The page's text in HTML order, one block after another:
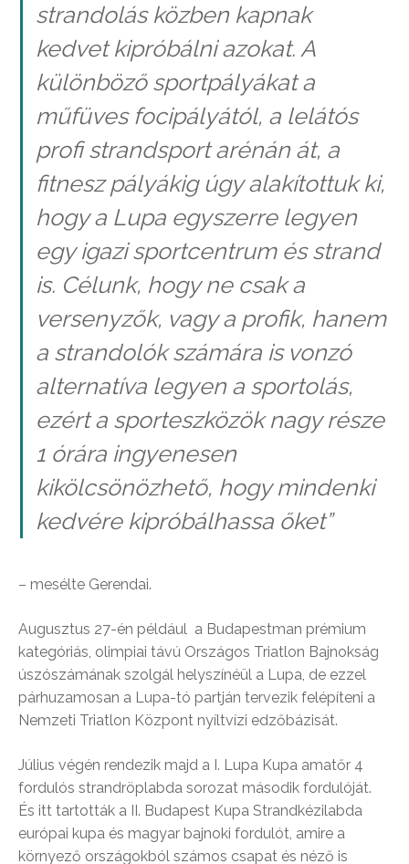
strandolás közben kapnak
kedvet kipróbálni azokat. A
különböző sportpályákat a
műfüves focipályától, a lelátós
profi strandsport arénán át, a
fitnesz pályákig úgy alakítottuk ki,
hogy a Lupa egyszerre legyen
egy igazi sportcentrum és strand
is. Célunk, hogy ne csak a
versenyzők, vagy a profik, hanem
a strandolók számára is vonzó
alternatíva legyen a sportolás,
ezért a sporteszközök nagy része
1 órára ingyenesen
kikölcsönözhető, hogy mindenki
kedvére kipróbálhassa őket”
– mesélte Gerendai.
Augusztus 27-én például a Budapestman prémium
kategóriás, olimpiai távú Országos Triatlon Bajnokság
úszószámának szolgál helyszínéül a Lupa, de ezzel
párhuzamosan a Lupa-tó partján tervezik felépíteni a
Nemzeti Triatlon Központ nyíltvízi edzőbázisát.
Július végén rendezik majd a I. Lupa Kupa amatőr 4
fordulós strandröplabda sorozat második fordulóját.
És itt tartották a II. Budapest Kupa Strandkézilabda
európai kupa és magyar bajnoki fordulót, amire a
környező országokból számos csapat és néző is